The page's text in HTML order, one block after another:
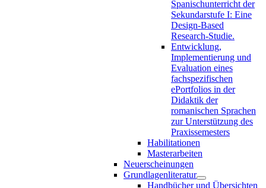
Spanischunterricht der
Sekundarstufe I: Eine
Design-Based
Research-Studie.
Entwicklung,
Implementierung und
Evaluation eines
fachspezifischen
ePortfolios in der
Didaktik der
romanischen Sprachen
zur Unterstützung des
Praxissemesters
Habilitationen
Masterarbeiten
Neuerscheinungen
Grundlagenliteratur
Handbücher und Übersichten